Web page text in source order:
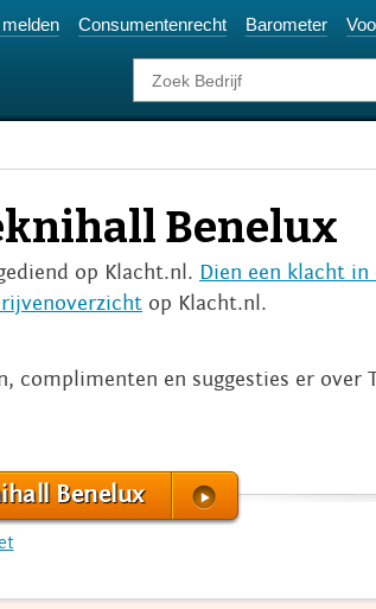
Consumentenrecht Barometer
Benelux
op Klacht.nl. Dien een klacht in
op Klacht.nl.
en suggesties er over
Benelux